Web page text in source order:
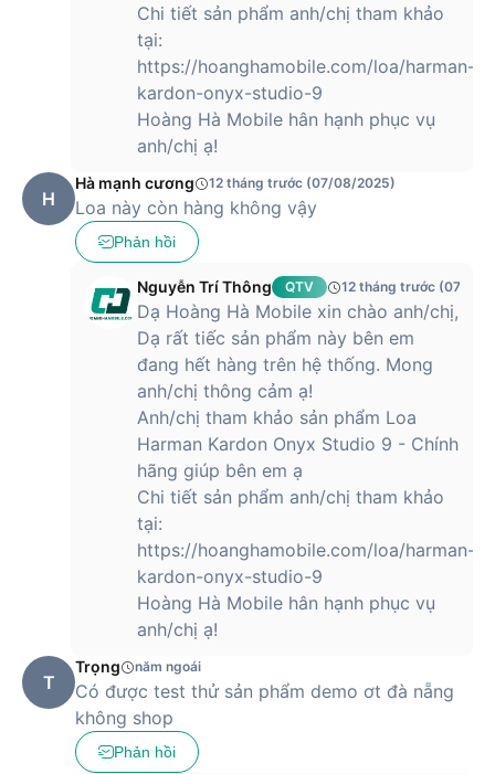
Chi tiết sản phẩm anh/chị tham khảo
tại:
https://hoanghamobile.com/loa/harman-
kardon-onyx-studio-9
Hoàng Hà Mobile hân hạnh phục vụ
anh/chị ạ!
H
Hà mạnh cương 12 tháng trước (07/08/2025)
Loa này còn hàng không vậy
Phản hồi
Nguyễn Trí Thông QTV 12 tháng trước (07/08/
Dạ Hoàng Hà Mobile xin chào anh/chị,
Dạ rất tiếc sản phẩm này bên em
đang hết hàng trên hệ thống. Mong
anh/chị thông cảm ạ!
Anh/chị tham khảo sản phẩm Loa
Harman Kardon Onyx Studio 9 - Chính
hãng giúp bên em ạ
Chi tiết sản phẩm anh/chị tham khảo
tại:
https://hoanghamobile.com/loa/harman-
kardon-onyx-studio-9
Hoàng Hà Mobile hân hạnh phục vụ
anh/chị ạ!
T
Trọng năm ngoái
Có được test thử sản phẩm demo ơt đà nẵng
không shop
Phản hồi